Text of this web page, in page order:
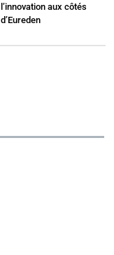
l’innovation aux côtés
d’Eureden